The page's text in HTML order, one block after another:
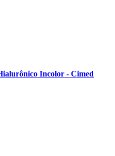
Incolor - Cimed